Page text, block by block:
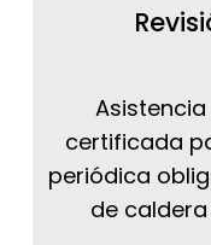
certificada
periódica
de